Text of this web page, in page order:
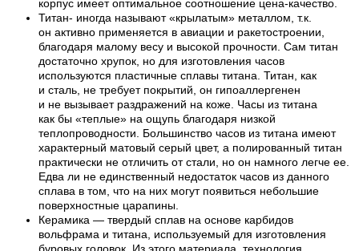
корпус имеет оптимальное соотношение цена-качество.
Титан- иногда называют «крылатым» металлом, т.к.
он активно применяется в авиации и ракетостроении,
благодаря малому весу и высокой прочности. Сам титан
достаточно хрупок, но для изготовления часов
используются пластичные сплавы титана. Титан, как
и сталь, не требует покрытий, он гипоаллергенен
и не вызывает раздражений на коже. Часы из титана
как бы «теплые» на ощупь благодаря низкой
теплопроводности. Большинство часов из титана имеют
характерный матовый серый цвет, а полированный титан
практически не отличить от стали, но он намного легче ее.
Едва ли не единственный недостаток часов из данного
сплава в том, что на них могут появиться небольшие
поверхностные царапины.
Керамика — твердый сплав на основе карбидов
вольфрама и титана, используемый для изготовления